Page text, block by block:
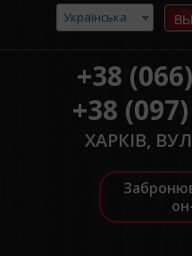
Українська
+38
+38
ХАРКІВ,